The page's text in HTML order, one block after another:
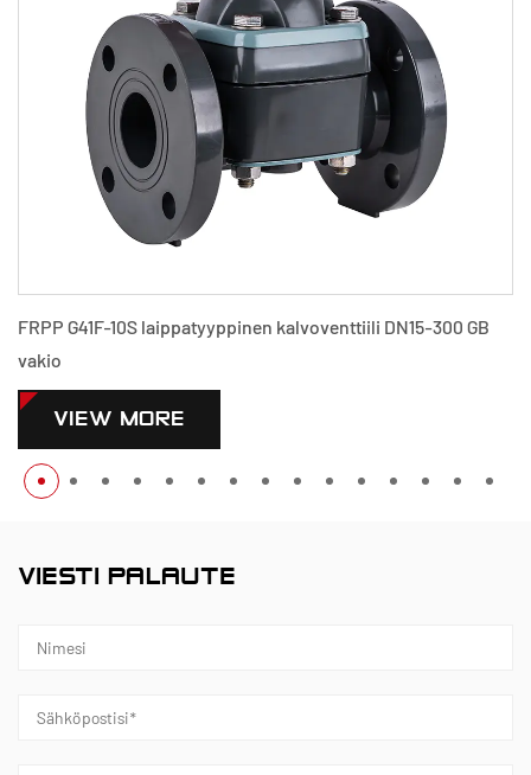
FRPP G41F-10S laippatyyppinen kalvoventtiili DN15-300 GB
vakio
VIEW MORE
VIESTI PALAUTE